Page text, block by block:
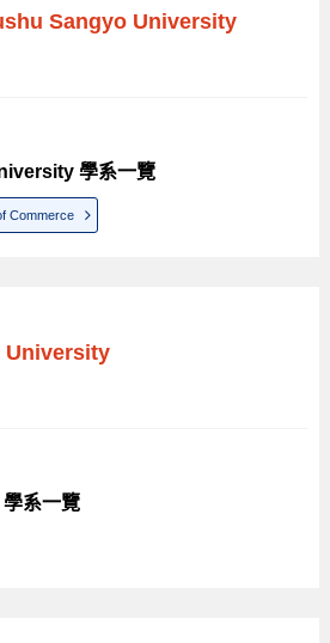
Sangyo University
學系一覽
Commerce
University
系一覽